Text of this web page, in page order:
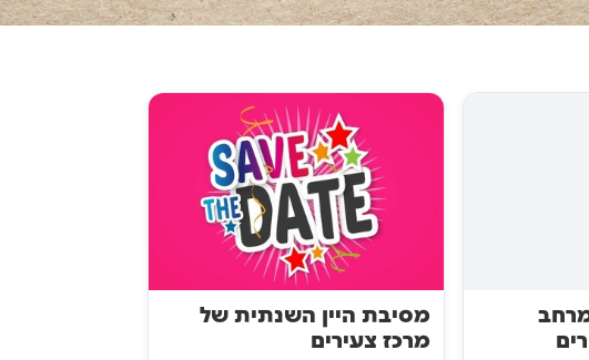
מסיבת היין השנתית של
מרכז צעירים